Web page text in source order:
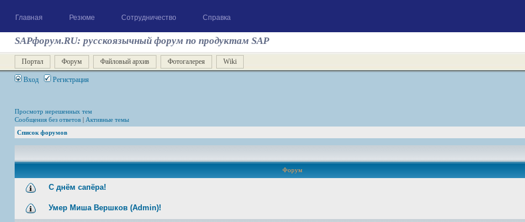
Главная Резюме Сотрудничество Справка
SAPфорум.RU: русскоязычный форум по продуктам SAP
Портал Форум Файловый архив Фотогалерея Wiki
Вход Регистрация
Просмотр нерешенных тем
Сообщения без ответов | Активные темы
Список форумов
Форум
С днём сапёра!
Умер Миша Вершков (Admin)!